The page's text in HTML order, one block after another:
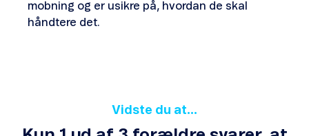
mobning og er usikre på, hvordan de skal
håndtere det.
Vidste du at...